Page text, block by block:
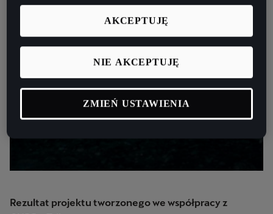
Rezultat projektu tworzonego we współpracy z
NIE AKCEPTUJĘ
AKCEPTUJĘ
ZMIEŃ USTAWIENIA